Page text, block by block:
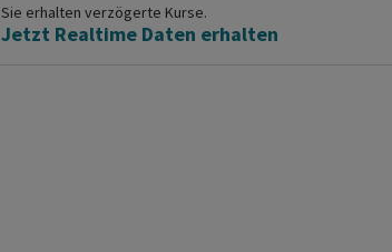
Sie erhalten verzögerte Kurse.
Jetzt Realtime Daten erhalten